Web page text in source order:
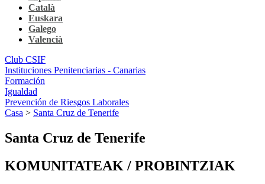
Català
Euskara
Galego
Valencià
Club CSIF
Instituciones Penitenciarias - Canarias
Formación
Igualdad
Prevención de Riesgos Laborales
Casa > Santa Cruz de Tenerife
Santa Cruz de Tenerife
KOMUNITATEAK / PROBINTZIAK